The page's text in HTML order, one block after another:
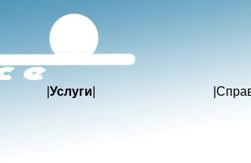
Услуги